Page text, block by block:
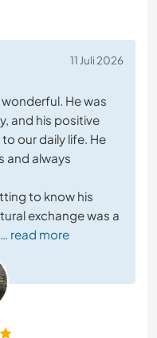
11 Juli 2026
He was
and his positive
our daily life. He
and always
to know his
exchange was a
… read more